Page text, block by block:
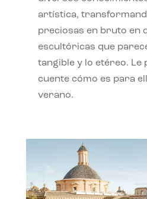
artística,
preciosas en bruto en
escultóricas que
tangible y lo etéreo. Le
cuente cómo es para
verano.